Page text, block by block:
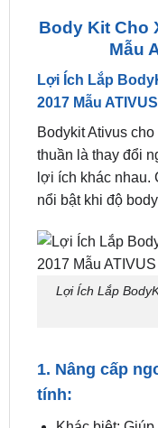
Liên hệ ngay
được hỗ trợ bởi
Body Kit Cho
Mẫu
Lợi Ích Lắp
2017 Mẫu ATIVUS
Bodykit Ativus
thuần là thay đổi
lợi ích khác nhau.
nổi bật khi độ
Lợi Ích Lắp